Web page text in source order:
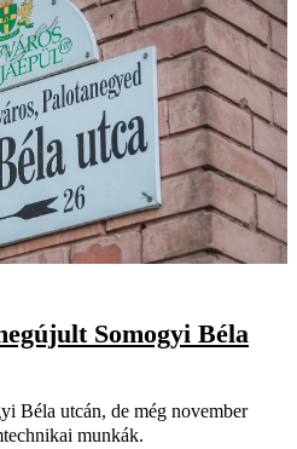
Somogyi Béla
Béla utcán, de még november
munkák.